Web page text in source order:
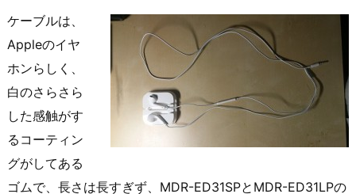
ケーブルは、
Appleのイヤ
ホンらしく、
白のさらさら
した感触がす
るコーティン
グがしてある
ゴムで、長さは長すぎず、MDR-ED31SPとMDR-ED31LPの